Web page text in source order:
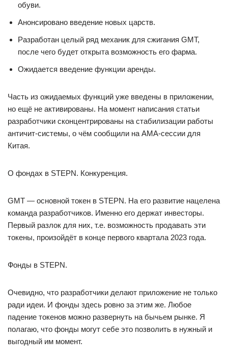
обуви.
Анонсировано введение новых царств.
Разработан целый ряд механик для сжигания GMT,
после чего будет открыта возможность его фарма.
Ожидается введение функции аренды.
Часть из ожидаемых функций уже введены в приложении,
но ещё не активированы. На момент написания статьи
разработчики сконцентрированы на стабилизации работы
античит-системы, о чём сообщили на АМА-сессии для
Китая.
О фондах в STEPN. Конкуренция.
GMT — основной токен в STEPN. На его развитие нацелена
команда разработчиков. Именно его держат инвесторы.
Первый разлок для них, т.е. возможность продавать эти
токены, произойдёт в конце первого квартала 2023 года.
Фонды в STEPN.
Очевидно, что разработчики делают приложение не только
ради идеи. И фонды здесь ровно за этим же. Любое
падение токенов можно развернуть на бычьем рынке. Я
полагаю, что фонды могут себе это позволить в нужный и
выгодный им момент.